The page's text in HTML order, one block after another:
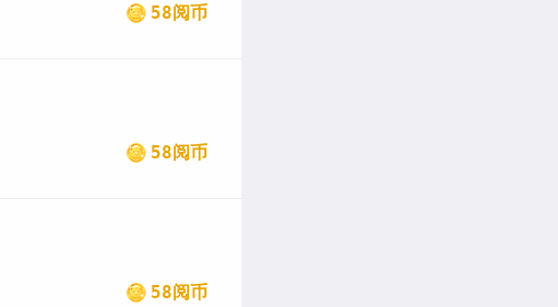
58阅币
58阅币
58阅币